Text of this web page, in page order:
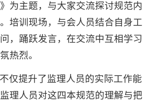
为主题，与大家交流探讨规范内
培训现场，与会人员结合自身工
，踊跃发言，在交流中互相学习
热烈。
仅提升了监理人员的实际工作能
理人员对这四本规范的理解与把